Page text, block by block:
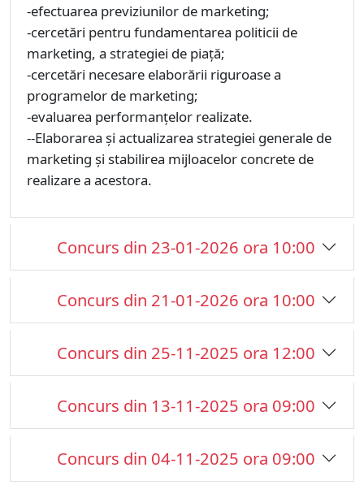
-efectuarea previziunilor de marketing;
-cercetări pentru fundamentarea politicii de
marketing, a strategiei de piață;
-cercetări necesare elaborării riguroase a
programelor de marketing;
-evaluarea performanțelor realizate.
--Elaborarea și actualizarea strategiei generale de
marketing și stabilirea mijloacelor concrete de
realizare a acestora.
Concurs din 23-01-2026 ora 10:00
Concurs din 21-01-2026 ora 10:00
Concurs din 25-11-2025 ora 12:00
Concurs din 13-11-2025 ora 09:00
Concurs din 04-11-2025 ora 09:00